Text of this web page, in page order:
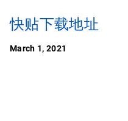
快贴下载地址
March 1, 2021